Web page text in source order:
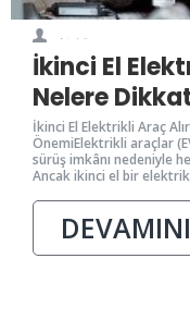
İkinci El
Nelere
İkinci El Elektrikli Araç
ÖnemiElektrikli araçlar
sürüş imkânı nedeniyle
Ancak ikinci el bir